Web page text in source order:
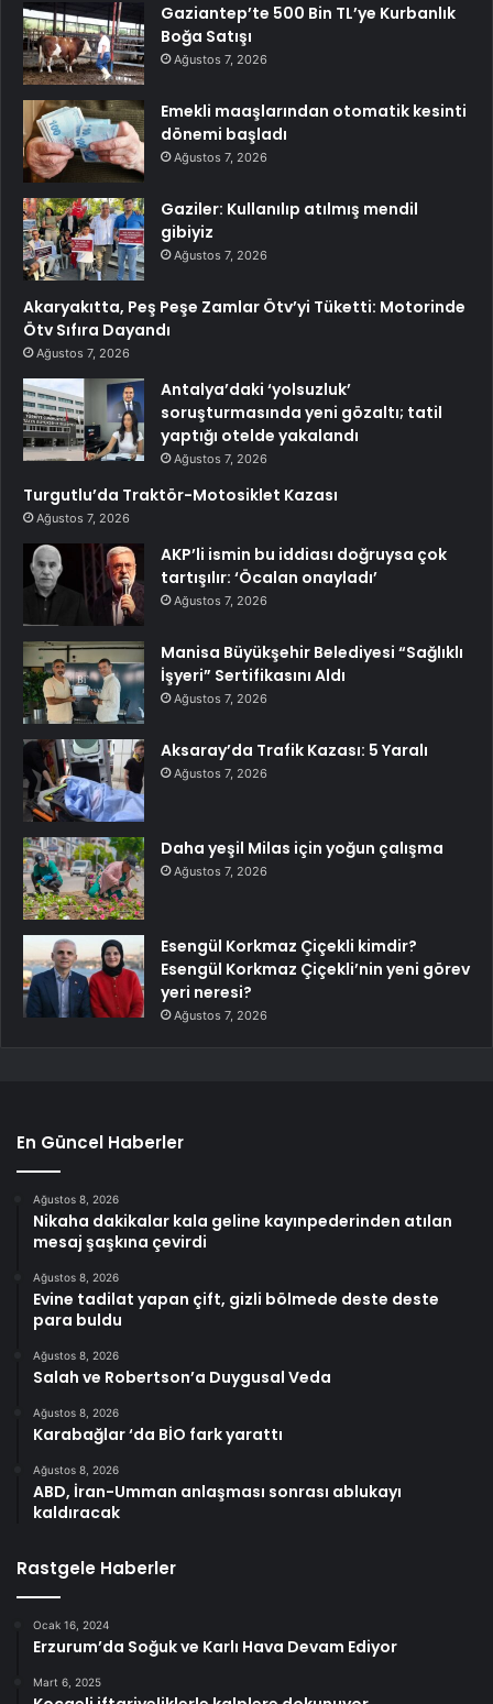
Gaziantep’te 500 Bin TL’ye Kurbanlık
Boğa Satışı
Ağustos 7, 2026
Emekli maaşlarından otomatik kesinti
dönemi başladı
Ağustos 7, 2026
Gaziler: Kullanılıp atılmış mendil
gibiyiz
Ağustos 7, 2026
Akaryakıtta, Peş Peşe Zamlar Ötv’yi Tüketti: Motorinde
Ötv Sıfıra Dayandı
Ağustos 7, 2026
Antalya’daki ‘yolsuzluk’
soruşturmasında yeni gözaltı; tatil
yaptığı otelde yakalandı
Ağustos 7, 2026
Turgutlu’da Traktör-Motosiklet Kazası
Ağustos 7, 2026
AKP’li ismin bu iddiası doğruysa çok
tartışılır: ‘Öcalan onayladı’
Ağustos 7, 2026
Manisa Büyükşehir Belediyesi “Sağlıklı
İşyeri” Sertifikasını Aldı
Ağustos 7, 2026
Aksaray’da Trafik Kazası: 5 Yaralı
Ağustos 7, 2026
Daha yeşil Milas için yoğun çalışma
Ağustos 7, 2026
Esengül Korkmaz Çiçekli kimdir?
Esengül Korkmaz Çiçekli’nin yeni görev
yeri neresi?
Ağustos 7, 2026
En Güncel Haberler
Ağustos 8, 2026
Nikaha dakikalar kala geline kayınpederinden atılan
mesaj şaşkına çevirdi
Ağustos 8, 2026
Evine tadilat yapan çift, gizli bölmede deste deste
para buldu
Ağustos 8, 2026
Salah ve Robertson’a Duygusal Veda
Ağustos 8, 2026
Karabağlar ‘da BİO fark yarattı
Ağustos 8, 2026
ABD, İran-Umman anlaşması sonrası ablukayı
kaldıracak
Rastgele Haberler
Ocak 16, 2024
Erzurum’da Soğuk ve Karlı Hava Devam Ediyor
Mart 6, 2025